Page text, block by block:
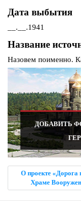
Дата выбытия
__.__.1941
Название
Назовем поименно.
ДОБАВИТЬ
О проекте «Дорога
Храме